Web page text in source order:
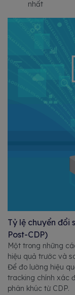
nhất
Tỷ lệ chuyển đổi
Post-CDP)
Một trong những
hiệu quả trước và
Để đo lường hiệu
tracking chính xác
phân khúc từ CDP.